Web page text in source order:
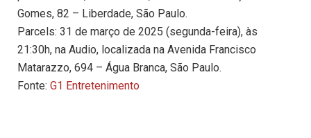
Gomes, 82 – Liberdade, São Paulo.
Parcels: 31 de março de 2025 (segunda-feira), às
21:30h, na Audio, localizada na Avenida Francisco
Matarazzo, 694 – Água Branca, São Paulo.
Fonte: G1 Entretenimento